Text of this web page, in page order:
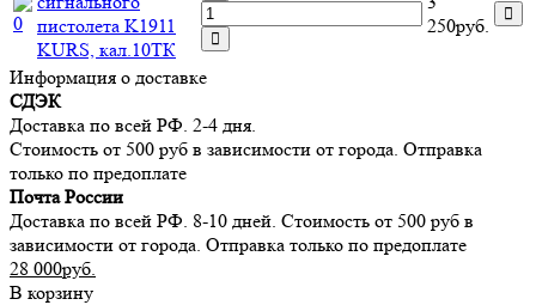
пистолета K1911
KURS, кал.10ТК
250руб.
Информация о доставке
СДЭК
Доставка по всей РФ. 2-4 дня.
Стоимость от 500 руб в зависимости от города. Отправка
только по предоплате
Почта России
Доставка по всей РФ. 8-10 дней. Стоимость от 500 руб в
зависимости от города. Отправка только по предоплате
28 000руб.
В корзину